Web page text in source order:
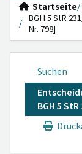
Startseite
BGH 5 StR
Nr. 798]
Suchen
BGH 5